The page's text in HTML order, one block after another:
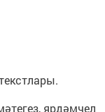
ярдәмчел